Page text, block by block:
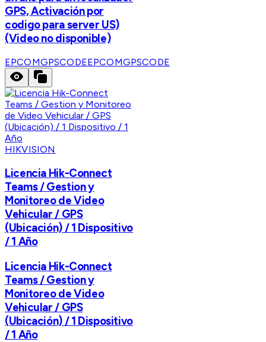
GPS, Activación por
codigo para server US)
(Video no disponible)
EPCOMGPSCODEEPCOMGPSCODE
HIKVISION
Licencia Hik-Connect
Teams / Gestion y
Monitoreo de Video
Vehicular / GPS
(Ubicación) / 1 Dispositivo
/ 1 Año
Licencia Hik-Connect
Teams / Gestion y
Monitoreo de Video
Vehicular / GPS
(Ubicación) / 1 Dispositivo
/ 1 Año